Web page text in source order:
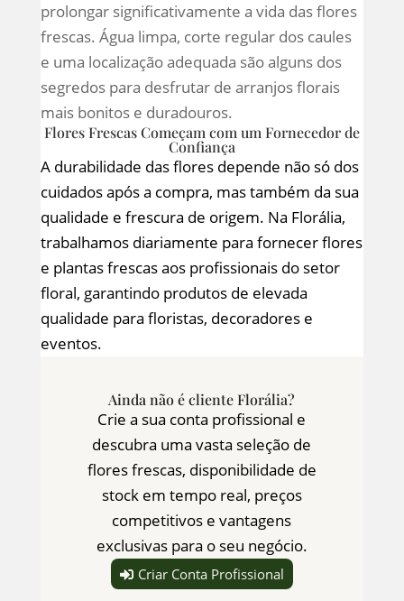
prolongar significativamente a vida das flores
frescas. Água limpa, corte regular dos caules
e uma localização adequada são alguns dos
segredos para desfrutar de arranjos florais
mais bonitos e duradouros.
Flores Frescas Começam com um Fornecedor de
Confiança
A durabilidade das flores depende não só dos
cuidados após a compra, mas também da sua
qualidade e frescura de origem. Na Florália,
trabalhamos diariamente para fornecer flores
e plantas frescas aos profissionais do setor
floral, garantindo produtos de elevada
qualidade para floristas, decoradores e
eventos.
Ainda não é cliente Florália?
Crie a sua conta profissional e
descubra uma vasta seleção de
flores frescas, disponibilidade de
stock em tempo real, preços
competitivos e vantagens
exclusivas para o seu negócio.
Criar Conta Profissional